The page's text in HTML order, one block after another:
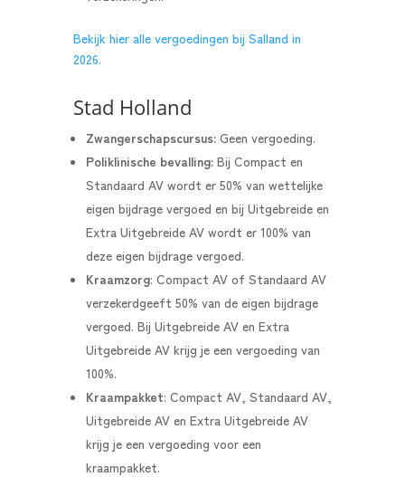
Bekijk hier alle vergoedingen bij Salland in
2026.
Stad Holland
Zwangerschapscursus: Geen vergoeding.
Poliklinische bevalling: Bij Compact en
Standaard AV wordt er 50% van wettelijke
eigen bijdrage vergoed en bij Uitgebreide en
Extra Uitgebreide AV wordt er 100% van
deze eigen bijdrage vergoed.
Kraamzorg: Compact AV of Standaard AV
verzekerdgeeft 50% van de eigen bijdrage
vergoed. Bij Uitgebreide AV en Extra
Uitgebreide AV krijg je een vergoeding van
100%.
Kraampakket: Compact AV, Standaard AV,
Uitgebreide AV en Extra Uitgebreide AV
krijg je een vergoeding voor een
kraampakket.